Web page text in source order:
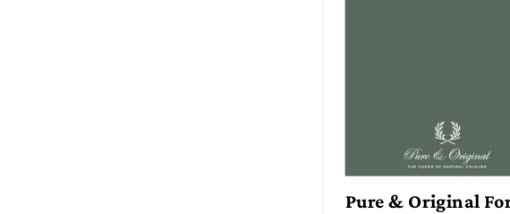
Pure & Original